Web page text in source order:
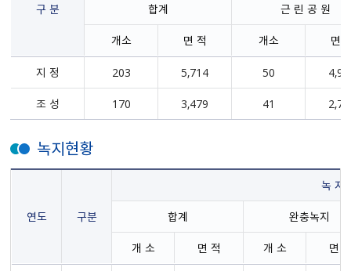
구 분 합계
근 린 공 원
개소
면 적 개소 면
지 정 203 5,714 50
조 성
170 3,479 41
녹지현황
연도 구분
녹 지
합계
완충녹지
개 소
면 적 개 소 면